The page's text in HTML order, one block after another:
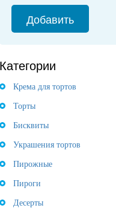
Категории
Крема для тортов
Торты
Бисквиты
Украшения тортов
Пирожные
Пироги
Десерты